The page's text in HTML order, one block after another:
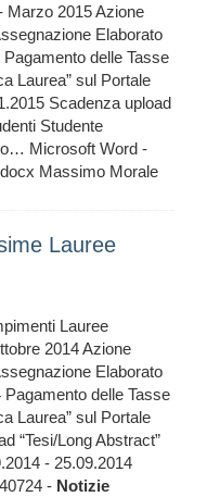
Marzo 2015 Azione
Elaborato
delle Tasse
Laurea” sul Portale
Scadenza upload
Studente
Microsoft Word -
Massimo Morale
Lauree
Lauree
2014 Azione
Elaborato
delle Tasse
Laurea” sul Portale
“Tesi/Long Abstract”
- 25.09.2014
- Notizie